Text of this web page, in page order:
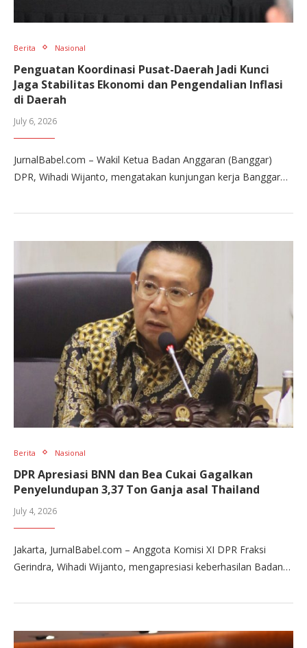
Berita Nasional
Penguatan Koordinasi Pusat-Daerah Jadi Kunci
Jaga Stabilitas Ekonomi dan Pengendalian Inflasi
di Daerah
July 6, 2026
JurnalBabel.com – Wakil Ketua Badan Anggaran (Banggar)
DPR, Wihadi Wijanto, mengatakan kunjungan kerja Banggar…
Berita Nasional
DPR Apresiasi BNN dan Bea Cukai Gagalkan
Penyelundupan 3,37 Ton Ganja asal Thailand
July 4, 2026
Jakarta, JurnalBabel.com – Anggota Komisi XI DPR Fraksi
Gerindra, Wihadi Wijanto, mengapresiasi keberhasilan Badan…